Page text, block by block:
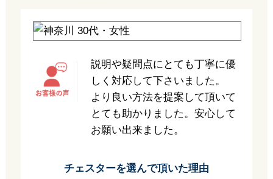
説明や疑問点にとても丁寧に優
しく対応して下さいました。
より良い方法を提案して頂いて
とても助かりました。安心して
お願い出来ました。
チェスターを選んで頂いた理由